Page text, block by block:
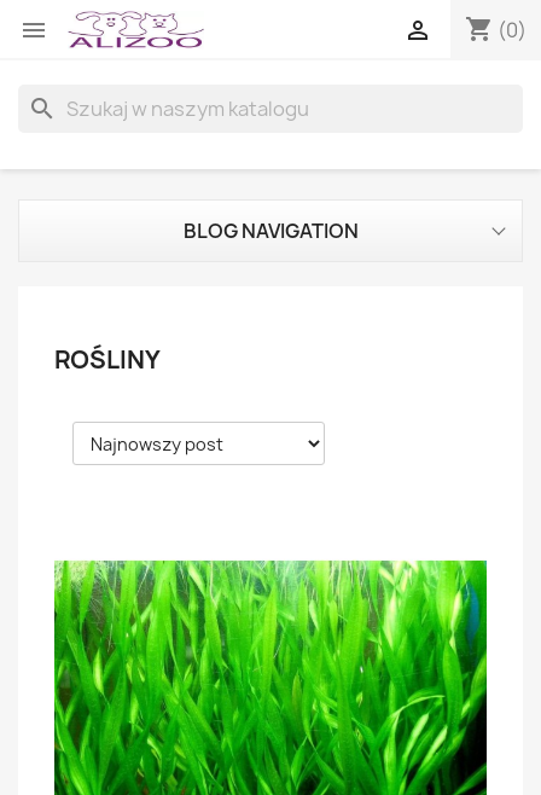
 shopping_cart (0)

search
BLOG NAVIGATION
ROŚLINY